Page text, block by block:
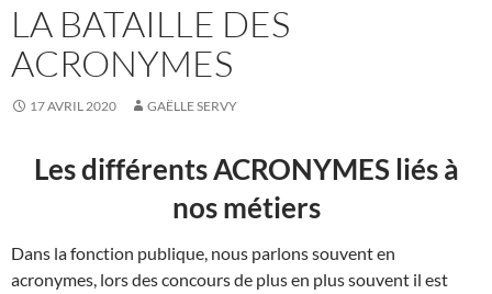
LA BATAILLE DES
ACRONYMES
17 AVRIL 2020 GAËLLE SERVY
Les différents ACRONYMES liés à
nos métiers
Dans la fonction publique, nous parlons souvent en
acronymes, lors des concours de plus en plus souvent il est